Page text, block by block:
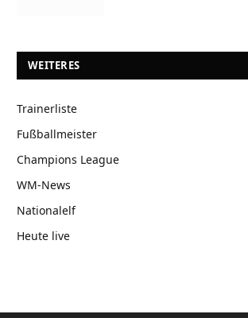
WEITERES
Trainerliste
Fußballmeister
Champions League
WM-News
Nationalelf
Heute live